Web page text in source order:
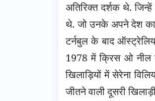
अतिरिक्त दर्शक थे.
थे. जो उनके अपने देश का
टर्नबुल के बाद
1978 में क्रिस ओ नील के
खिलाड़ियों में सेरेना
जीतने वाली दूसरी